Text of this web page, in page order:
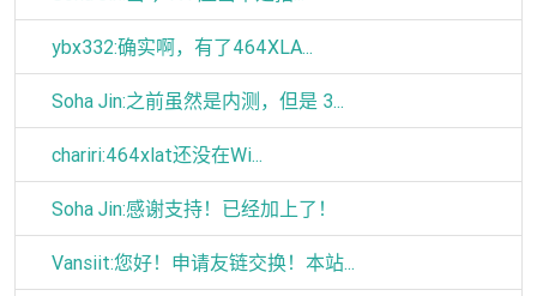
ybx332:确实啊，有了464XLA...
Soha Jin:之前虽然是内测，但是 3...
chariri:464xlat还没在Wi...
Soha Jin:感谢支持！已经加上了！
Vansiit:您好！申请友链交换！本站...